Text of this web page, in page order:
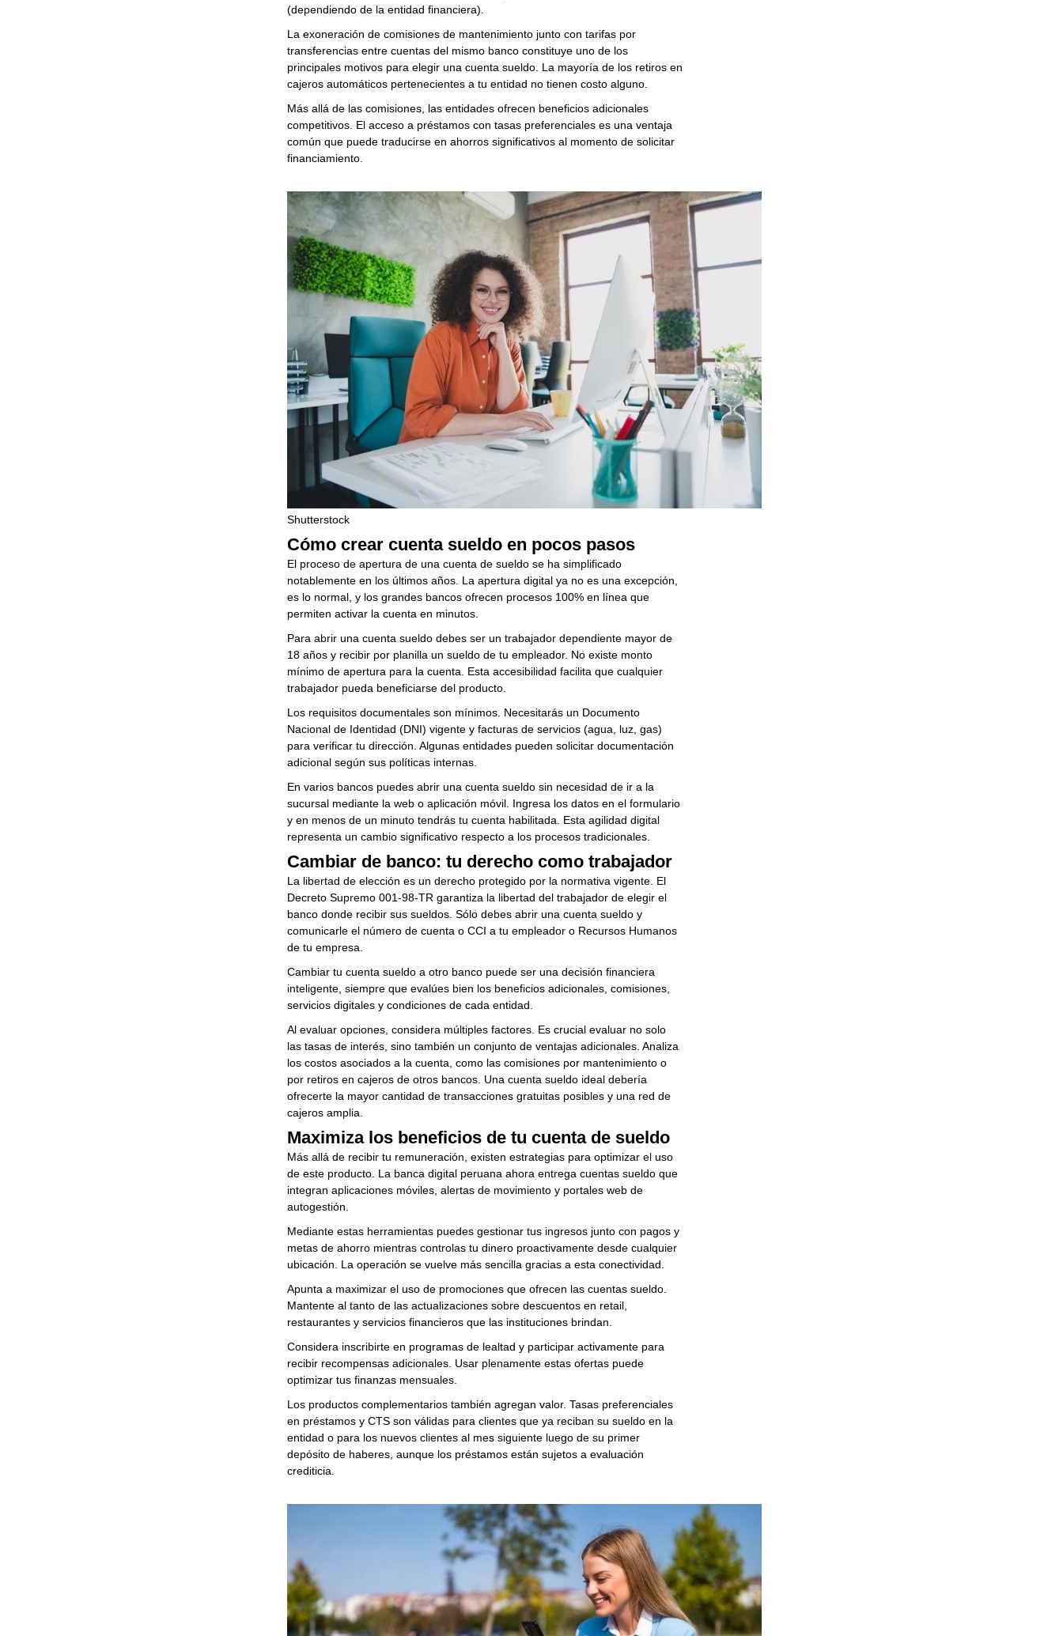
(dependiendo de la entidad financiera).
La exoneración de comisiones de mantenimiento junto con tarifas por
transferencias entre cuentas del mismo banco constituye uno de los
principales motivos para elegir una cuenta sueldo. La mayoría de los retiros en
cajeros automáticos pertenecientes a tu entidad no tienen costo alguno.
Más allá de las comisiones, las entidades ofrecen beneficios adicionales
competitivos. El acceso a préstamos con tasas preferenciales es una ventaja
común que puede traducirse en ahorros significativos al momento de solicitar
financiamiento.
Shutterstock
Cómo crear cuenta sueldo en pocos pasos
El proceso de apertura de una cuenta de sueldo se ha simplificado
notablemente en los últimos años. La apertura digital ya no es una excepción,
es lo normal, y los grandes bancos ofrecen procesos 100% en línea que
permiten activar la cuenta en minutos.
Para abrir una cuenta sueldo debes ser un trabajador dependiente mayor de
18 años y recibir por planilla un sueldo de tu empleador. No existe monto
mínimo de apertura para la cuenta. Esta accesibilidad facilita que cualquier
trabajador pueda beneficiarse del producto.
Los requisitos documentales son mínimos. Necesitarás un Documento
Nacional de Identidad (DNI) vigente y facturas de servicios (agua, luz, gas)
para verificar tu dirección. Algunas entidades pueden solicitar documentación
adicional según sus políticas internas.
En varios bancos puedes abrir una cuenta sueldo sin necesidad de ir a la
sucursal mediante la web o aplicación móvil. Ingresa los datos en el formulario
y en menos de un minuto tendrás tu cuenta habilitada. Esta agilidad digital
representa un cambio significativo respecto a los procesos tradicionales.
Cambiar de banco: tu derecho como trabajador
La libertad de elección es un derecho protegido por la normativa vigente. El
Decreto Supremo 001-98-TR garantiza la libertad del trabajador de elegir el
banco donde recibir sus sueldos. Sólo debes abrir una cuenta sueldo y
comunicarle el número de cuenta o CCI a tu empleador o Recursos Humanos
de tu empresa.
Cambiar tu cuenta sueldo a otro banco puede ser una decisión financiera
inteligente, siempre que evalúes bien los beneficios adicionales, comisiones,
servicios digitales y condiciones de cada entidad.
Al evaluar opciones, considera múltiples factores. Es crucial evaluar no solo
las tasas de interés, sino también un conjunto de ventajas adicionales. Analiza
los costos asociados a la cuenta, como las comisiones por mantenimiento o
por retiros en cajeros de otros bancos. Una cuenta sueldo ideal debería
ofrecerte la mayor cantidad de transacciones gratuitas posibles y una red de
cajeros amplia.
Maximiza los beneficios de tu cuenta de sueldo
Más allá de recibir tu remuneración, existen estrategias para optimizar el uso
de este producto. La banca digital peruana ahora entrega cuentas sueldo que
integran aplicaciones móviles, alertas de movimiento y portales web de
autogestión.
Mediante estas herramientas puedes gestionar tus ingresos junto con pagos y
metas de ahorro mientras controlas tu dinero proactivamente desde cualquier
ubicación. La operación se vuelve más sencilla gracias a esta conectividad.
Apunta a maximizar el uso de promociones que ofrecen las cuentas sueldo.
Mantente al tanto de las actualizaciones sobre descuentos en retail,
restaurantes y servicios financieros que las instituciones brindan.
Considera inscribirte en programas de lealtad y participar activamente para
recibir recompensas adicionales. Usar plenamente estas ofertas puede
optimizar tus finanzas mensuales.
Los productos complementarios también agregan valor. Tasas preferenciales
en préstamos y CTS son válidas para clientes que ya reciban su sueldo en la
entidad o para los nuevos clientes al mes siguiente luego de su primer
depósito de haberes, aunque los préstamos están sujetos a evaluación
crediticia.